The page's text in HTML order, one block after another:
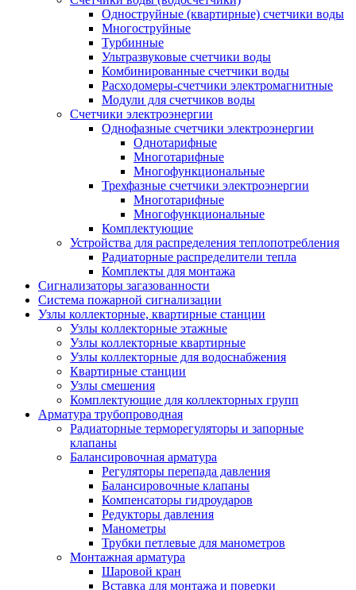
Одноструйные (квартирные) счетчики воды
Многоструйные
Турбинные
Ультразвуковые счетчики воды
Комбинированные счетчики воды
Расходомеры-счетчики электромагнитные
Модули для счетчиков воды
Счетчики электроэнергии
Однофазные счетчики электроэнергии
Однотарифные
Многотарифные
Многофункциональные
Трехфазные счетчики электроэнергии
Многотарифные
Многофункциональные
Комплектующие
Устройства для распределения теплопотребления
Радиаторные распределители тепла
Комплекты для монтажа
Сигнализаторы загазованности
Система пожарной сигнализации
Узлы коллекторные, квартирные станции
Узлы коллекторные этажные
Узлы коллекторные квартирные
Узлы коллекторные для водоснабжения
Квартирные станции
Узлы смешения
Комплектующие для коллекторных групп
Арматура трубопроводная
Радиаторные терморегуляторы и запорные
клапаны
Балансировочная арматура
Регуляторы перепада давления
Балансировочные клапаны
Компенсаторы гидроударов
Редукторы давления
Манометры
Трубки петлевые для манометров
Монтажная арматура
Шаровой кран
Вставка для монтажа и поверки